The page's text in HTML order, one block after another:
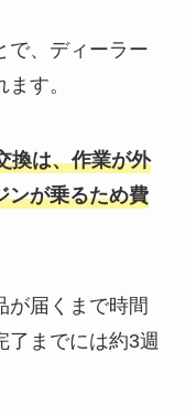
で、ディーラー
す。
換は、作業が外
ンが乗るため費
が届くまで時間
了までには約3週